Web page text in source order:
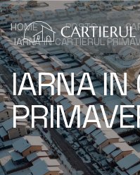
IARNA IN
HOME POSTS
IARNA IN CARTIERUL